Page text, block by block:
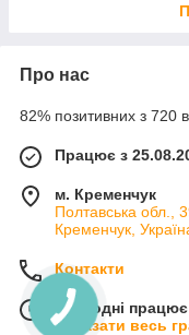
Про нас
82% позитивних з 720
Працює з
м. Кременчук
Полтавська обл.,
Кременчук,
Контакти
Сьогодні
Показати весь